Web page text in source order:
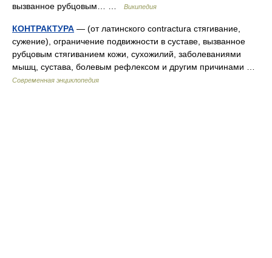
вызванное рубцовым… …
Википедия
КОНТРАКТУРА — (от латинского contractura стягивание,
сужение), ограничение подвижности в суставе, вызванное
рубцовым стягиванием кожи, сухожилий, заболеваниями
мышц, сустава, болевым рефлексом и другим причинами …
Современная энциклопедия